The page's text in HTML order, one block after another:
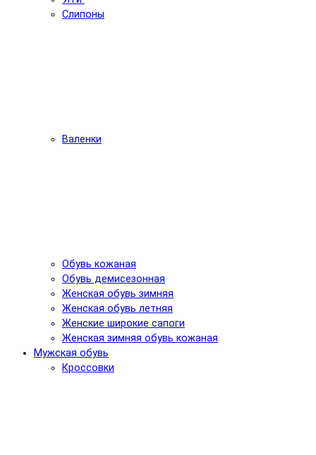
Слипоны
Валенки
Обувь кожаная
Обувь демисезонная
Женская обувь зимняя
Женская обувь летняя
Женские широкие сапоги
Женская зимняя обувь кожаная
Мужская обувь
Кроссовки